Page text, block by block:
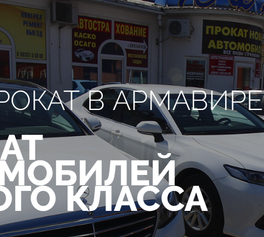
В АРМАВИРЕ
КЛАССА